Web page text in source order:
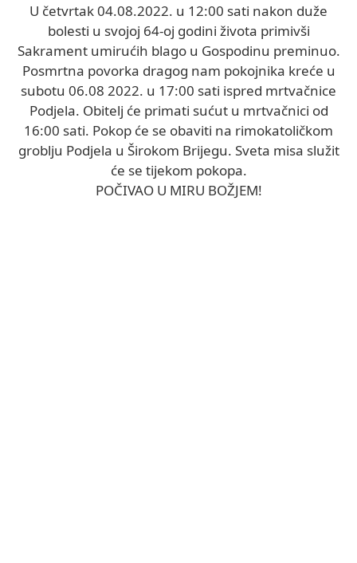
U četvrtak 04.08.2022. u 12:00 sati nakon duže
bolesti u svojoj 64-oj godini života primivši
Sakrament umirućih blago u Gospodinu preminuo.
Posmrtna povorka dragog nam pokojnika kreće u
subotu 06.08 2022. u 17:00 sati ispred mrtvačnice
Podjela. Obitelj će primati sućut u mrtvačnici od
16:00 sati. Pokop će se obaviti na rimokatoličkom
groblju Podjela u Širokom Brijegu. Sveta misa služit
će se tijekom pokopa.
POČIVAO U MIRU BOŽJEM!